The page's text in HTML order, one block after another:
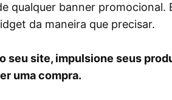
qualquer banner promocional.
da maneira que precisar.
seu site, impulsione seus
uma compra.